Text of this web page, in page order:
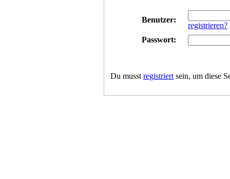
Benutzer:
registrieren?
Passwort:
Du musstregistriert sein, um diese